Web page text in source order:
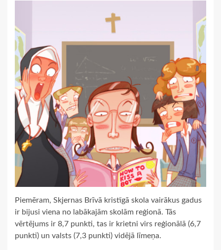
Piemēram, Skjernas Brīvā kristīgā skola vairākus gadus
ir bijusi viena no labākajām skolām reģionā. Tās
vērtējums ir 8,7 punkti, tas ir krietni virs reģionālā (6,7
punkti) un valsts (7,3 punkti) vidējā līmeņa.